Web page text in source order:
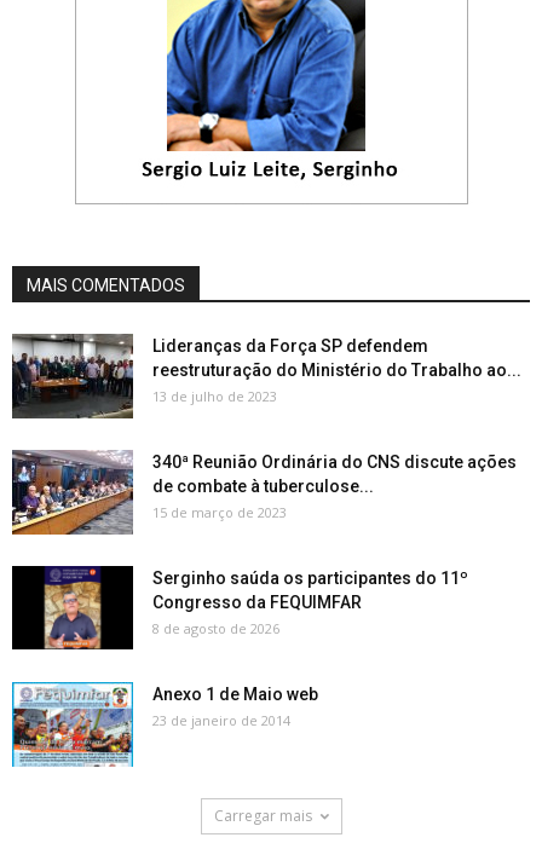
MAIS COMENTADOS
Lideranças da Força SP defendem
reestruturação do Ministério do Trabalho ao...
13 de julho de 2023
340ª Reunião Ordinária do CNS discute ações
de combate à tuberculose...
15 de março de 2023
Serginho saúda os participantes do 11º
Congresso da FEQUIMFAR
8 de agosto de 2026
Anexo 1 de Maio web
23 de janeiro de 2014
Carregar mais